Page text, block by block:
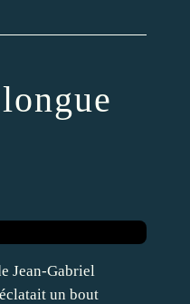
Jean-Gabriel
un bout